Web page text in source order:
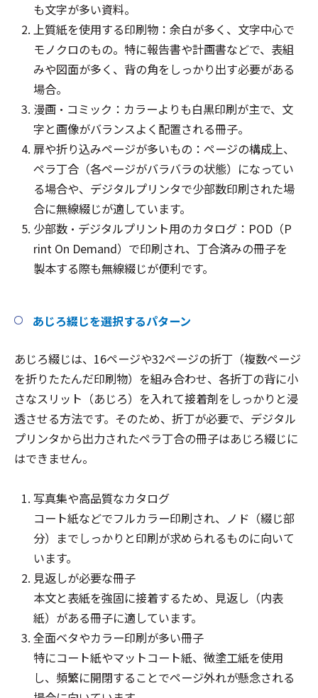
も文字が多い資料。
上質紙を使用する印刷物：余白が多く、文字中心で
モノクロのもの。特に報告書や計画書などで、表組
みや図面が多く、背の角をしっかり出す必要がある
場合。
漫画・コミック：カラーよりも白黒印刷が主で、文
字と画像がバランスよく配置される冊子。
扉や折り込みページが多いもの：ページの構成上、
ペラ丁合（各ページがバラバラの状態）になってい
る場合や、デジタルプリンタで少部数印刷された場
合に無線綴じが適しています。
少部数・デジタルプリント用のカタログ：POD（P
rint On Demand）で印刷され、丁合済みの冊子を
製本する際も無線綴じが便利です。
あじろ綴じを選択するパターン
あじろ綴じは、16ページや32ページの折丁（複数ページ
を折りたたんだ印刷物）を組み合わせ、各折丁の背に小
さなスリット（あじろ）を入れて接着剤をしっかりと浸
透させる方法です。そのため、折丁が必要で、デジタル
プリンタから出力されたペラ丁合の冊子はあじろ綴じに
はできません。
写真集や高品質なカタログ
コート紙などでフルカラー印刷され、ノド（綴じ部
分）までしっかりと印刷が求められるものに向いて
います。
見返しが必要な冊子
本文と表紙を強固に接着するため、見返し（内表
紙）がある冊子に適しています。
全面ベタやカラー印刷が多い冊子
特にコート紙やマットコート紙、微塗工紙を使用
し、頻繁に開閉することでページ外れが懸念される